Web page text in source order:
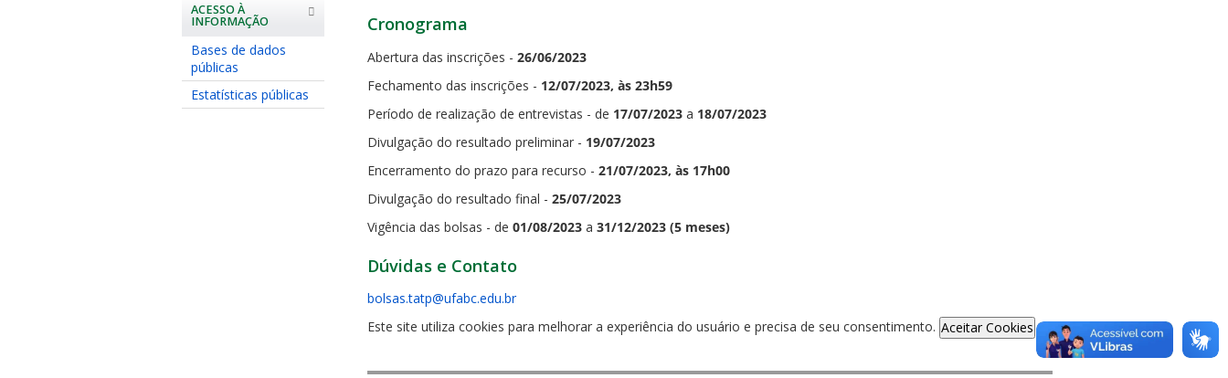
ACESSO À
INFORMAÇÃO
Bases de dados
públicas
Estatísticas públicas
Cronograma
Abertura das inscrições - 26/06/2023
Fechamento das inscrições - 12/07/2023, às 23h59
Período de realização de entrevistas - de 17/07/2023 a 18/07/2023
Divulgação do resultado preliminar - 19/07/2023
Encerramento do prazo para recurso - 21/07/2023, às 17h00
Divulgação do resultado final - 25/07/2023
Vigência das bolsas - de 01/08/2023 a 31/12/2023 (5 meses)
Dúvidas e Contato
bolsas.tatp@ufabc.edu.br
Este site utiliza cookies para melhorar a experiência do usuário e precisa de seu consentimento. Aceitar Cookies